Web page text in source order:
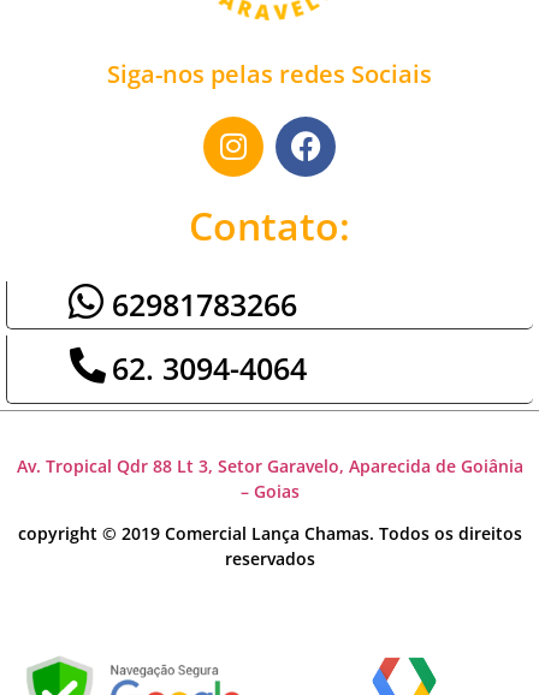
Siga-nos pelas redes Sociais
Contato:
62981783266
62. 3094-4064
Av. Tropical Qdr 88 Lt 3, Setor Garavelo, Aparecida de Goiânia
– Goias
copyright © 2019 Comercial Lança Chamas. Todos os direitos
reservados